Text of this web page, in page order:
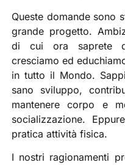
Queste domande sono
grande progetto.
di cui ora saprete
cresciamo ed
in tutto il Mondo.
sano sviluppo,
mantenere corpo e
socializzazione.
pratica attività fisica.
I nostri ragionamenti